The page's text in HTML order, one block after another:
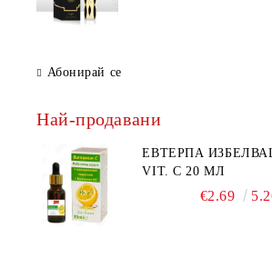
Абонирай се
Най-продавани
ЕВТЕРПА
VIT. C 20 МЛ
€2.69